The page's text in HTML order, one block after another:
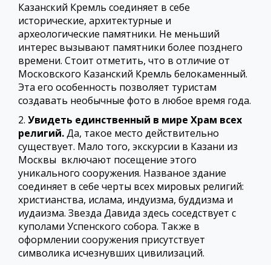
Казанский Кремль соединяет в себе
исторические, архитектурные и
археологические памятники. Не меньший
интерес вызывают памятники более позднего
времени. Стоит отметить, что в отличие от
Московского Казанский Кремль белокаменный.
Эта его особенность позволяет туристам
создавать необычные фото в любое время года.
2. Увидеть единственный в мире Храм всех
религий.Да, такое место действительно
существует. Мало того, экскурсии в Казани из
Москвы включают посещение этого
уникального сооружения. Названое здание
соединяет в себе черты всех мировых религий:
христианства, ислама, индуизма, буддизма и
иудаизма. Звезда Давида здесь соседствует с
куполами Успенского собора. Также в
оформлении сооружения присутствует
символика исчезнувших цивилизаций.